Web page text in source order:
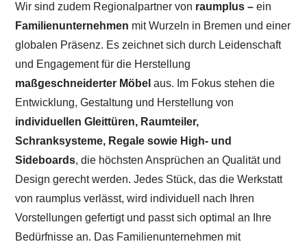
Wir sind zudem Regionalpartner von raumplus – ein
Familienunternehmen mit Wurzeln in Bremen und einer
globalen Präsenz. Es zeichnet sich durch Leidenschaft
und Engagement für die Herstellung
maßgeschneiderter Möbelaus. Im Fokus stehen die
Entwicklung, Gestaltung und Herstellung von
individuellen Gleittüren, Raumteiler,
Schranksysteme, Regale sowie High- und
Sideboards, die höchsten Ansprüchen an Qualität und
Design gerecht werden. Jedes Stück, das die Werkstatt
von raumplus verlässt, wird individuell nach Ihren
Vorstellungen gefertigt und passt sich optimal an Ihre
Bedürfnisse an. Das Familienunternehmen mit